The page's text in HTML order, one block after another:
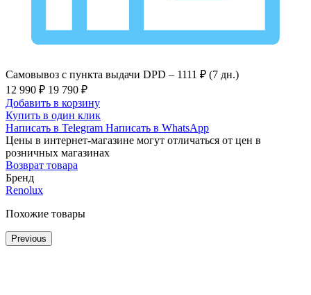
Самовывоз с пункта выдачи DPD – 1111 ₽ (7 дн.)
12 990 ₽ 19 790 ₽
Добавить в корзину
Купить в один клик
Написать в Telegram Написать в WhatsApp
Цены в интернет-магазине могут отличаться от цен в
розничных магазинах
Возврат товара
Бренд
Renolux
Похожие товары
Previous